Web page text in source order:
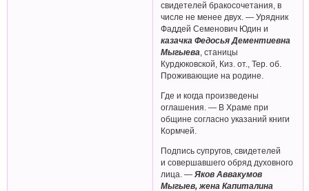
свидетелей бракосочетания, в
числе не менее двух. — Урядник
Фаддей Семенович Юдин и
казачка Федосья Дементиевна
Мыгыева , станицы
Курдюковской, Киз. от., Тер. об.
Проживающие на родине.
Где и когда произведены
оглашения. — В Храме при
общине согласно указаний книги
Кормчей.
Подпись супругов, свидетелей
и совершавшего обряд духовного
лица. — Яков Аввакумов
Мыгыев, жена Капиталина